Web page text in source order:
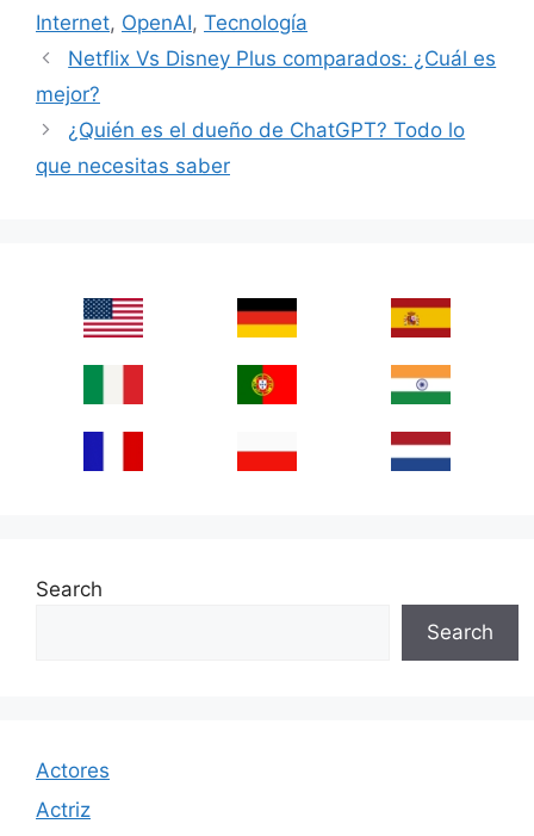
Internet, OpenAI, Tecnología
Netflix Vs Disney Plus comparados: ¿Cuál es
mejor?
¿Quién es el dueño de ChatGPT? Todo lo
que necesitas saber
Search
Search
Actores
Actriz